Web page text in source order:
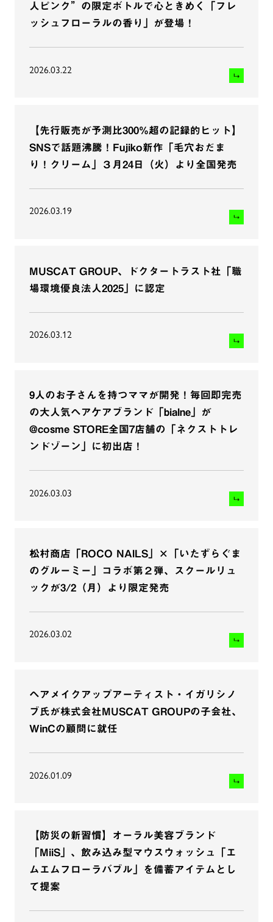
2020年
人ピンク”の限定ボトルで心ときめく「フレ
ッシュフローラルの香り」が登場！
2026.03.22
【先行販売が予測比300%超の記録的ヒット】
SNSで話題沸騰！Fujiko新作「毛穴おだま
り！クリーム」３月24日（火）より全国発売
2026.03.19
MUSCAT GROUP、ドクタートラスト社「職
場環境優良法人2025」に認定
2026.03.12
9人のお子さんを持つママが開発！毎回即完売
の大人気ヘアケアブランド「bialne」が
@cosme STORE全国7店舗の「ネクストトレ
ンドゾーン」に初出店！
2026.03.03
松村商店「ROCO NAILS」×「いたずらぐま
のグルーミー」コラボ第２弾、スクールリュ
ックが3/2（月）より限定発売
2026.03.02
ヘアメイクアップアーティスト・イガリシノ
ブ氏が株式会社MUSCAT GROUPの子会社、
WinCの顧問に就任
2026.01.09
【防災の新習慣】オーラル美容ブランド
「MiiS」、飲み込み型マウスウォッシュ「エ
ムエムフローラバブル」を備蓄アイテムとし
て提案